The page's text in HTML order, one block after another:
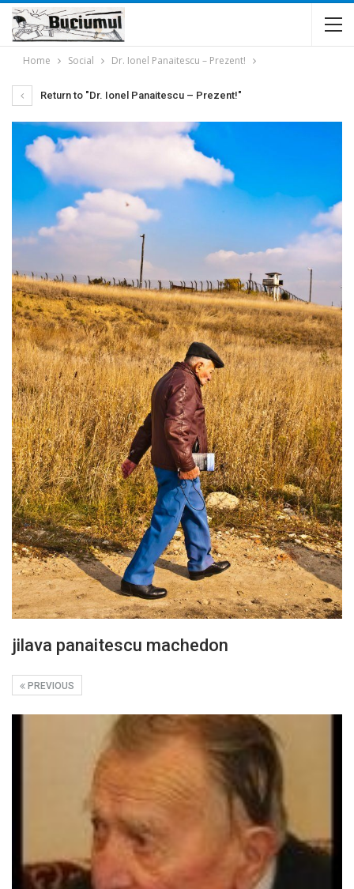
Home Social Dr. Ionel Panaitescu – Prezent!
Return to "Dr. Ionel Panaitescu – Prezent!"
jilava panaitescu machedon
PREVIOUS